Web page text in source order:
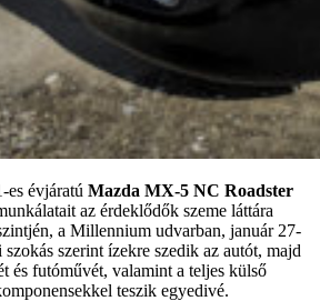
es évjáratú Mazda MX-5 NC Roadster
az érdeklődők szeme láttára
a Millennium udvarban, január 27-
szerint ízekre szedik az autót, majd
és futóművét, valamint a teljes külső
teszik egyedivé.